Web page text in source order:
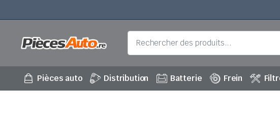
Pièces auto Distribution Batterie Frein